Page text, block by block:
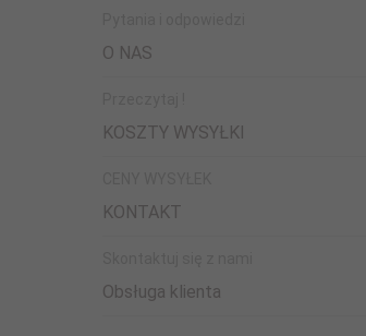
O NAS
KOSZTY WYSYŁKI
KONTAKT
Obsługa klienta